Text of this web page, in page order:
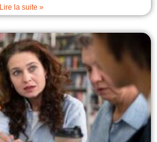
Lire la suite »